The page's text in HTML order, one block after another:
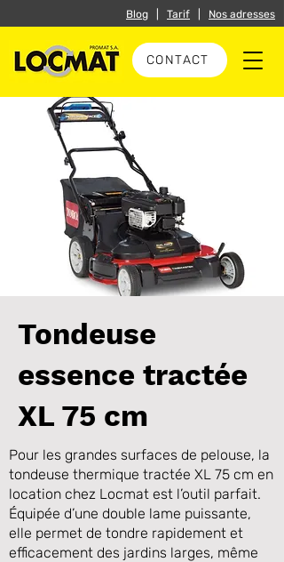
CONTACT
Blog Tarif Nos adresses
Tondeuse
essence tractée
XL 75 cm
Pour les grandes surfaces de pelouse, la
tondeuse thermique tractée XL 75 cm en
location chez Locmat est l’outil parfait.
Équipée d’une double lame puissante,
elle permet de tondre rapidement et
efficacement des jardins larges, même